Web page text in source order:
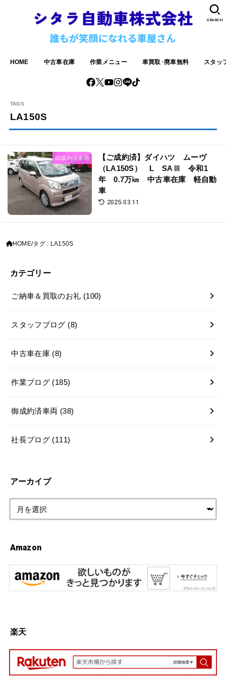
HOME 中古車在庫 作業メニュー 車買取･廃車無料 スタッ
SEARCH
LA150S
御成約済車両
【ご成約済】ダイハツ ムーヴ
（LA150S） L SAⅢ 令和1
年 0.7万㎞ 中古車在庫 軽自動
車
2025.03.11
HOME タグ : LA150S
カテゴリー
ご納車＆買取のお礼 (100)
スタッフブログ (8)
中古車在庫 (8)
作業ブログ (185)
御成約済車両 (38)
社長ブログ (111)
アーカイブ
Amazon
楽天